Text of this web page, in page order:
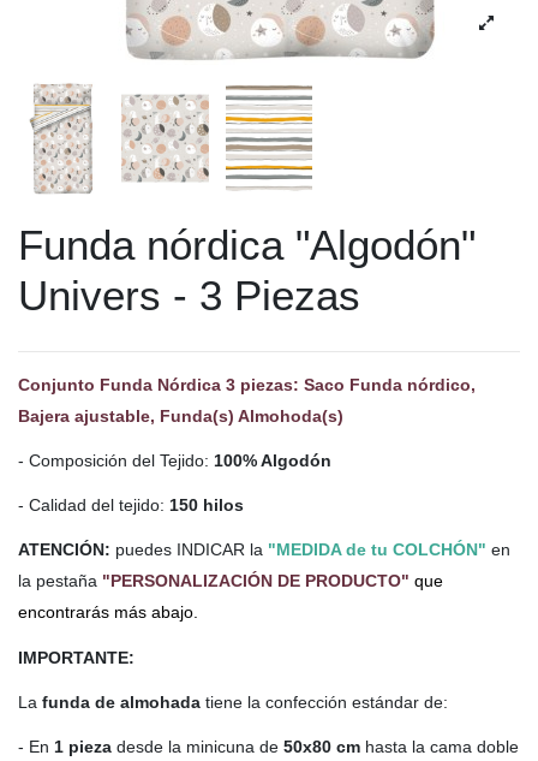
Funda nórdica "Algodón"
Univers - 3 Piezas
Conjunto Funda Nórdica 3 piezas: Saco Funda nórdico,
Bajera ajustable, Funda(s) Almohoda(s)
- Composición del Tejido: 100% Algodón
- Calidad del tejido: 150 hilos
ATENCIÓN: puedes INDICAR la "MEDIDA de tu COLCHÓN" en
la pestaña "PERSONALIZACIÓN DE PRODUCTO" que
encontrarás más abajo.
IMPORTANTE:
La funda de almohada tiene la confección estándar de:
- En 1 pieza desde la minicuna de 50x80 cm hasta la cama doble